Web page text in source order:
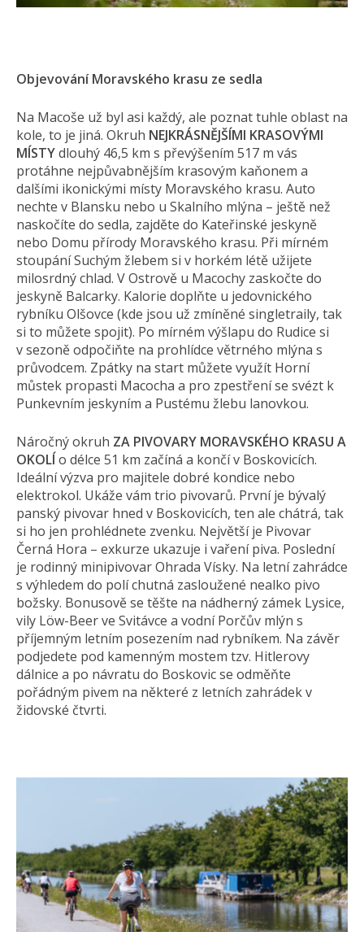
Objevování Moravského krasu ze sedla
Na Macoše už byl asi každý, ale poznat tuhle oblast na
kole, to je jiná. Okruh NEJKRÁSNĚJŠÍMI KRASOVÝMI
MÍSTYdlouhý 46,5 km s převýšením 517 m vás
protáhne nejpůvabnějším krasovým kaňonem a
dalšími ikonickými místy Moravského krasu. Auto
nechte v Blansku nebo u Skalního mlýna – ještě než
naskočíte do sedla, zajděte do Kateřinské jeskyně
nebo Domu přírody Moravského krasu. Při mírném
stoupání Suchým žlebem si v horkém létě užijete
milosrdný chlad. V Ostrově u Macochy zaskočte do
jeskyně Balcarky. Kalorie doplňte u jedovnického
rybníku Olšovce (kde jsou už zmíněné singletraily, tak
si to můžete spojit). Po mírném výšlapu do Rudice si
v sezoně odpočiňte na prohlídce větrného mlýna s
průvodcem. Zpátky na start můžete využít Horní
můstek propasti Macocha a pro zpestření se svézt k
Punkevním jeskyním a Pustému žlebu lanovkou.
Náročný okruh ZA PIVOVARY MORAVSKÉHO KRASU A
OKOLÍo délce 51 km začíná a končí v Boskovicích.
Ideální výzva pro majitele dobré kondice nebo
elektrokol. Ukáže vám trio pivovarů. První je bývalý
panský pivovar hned v Boskovicích, ten ale chátrá, tak
si ho jen prohlédnete zvenku. Největší je Pivovar
Černá Hora – exkurze ukazuje i vaření piva. Poslední
je rodinný minipivovar Ohrada Vísky. Na letní zahrádce
s výhledem do polí chutná zasloužené nealko pivo
božsky. Bonusově se těšte na nádherný zámek Lysice,
vily Löw-Beer ve Svitávce a vodní Porčův mlýn s
příjemným letním posezením nad rybníkem. Na závěr
podjedete pod kamenným mostem tzv. Hitlerovy
dálnice a po návratu do Boskovic se odměňte
pořádným pivem na některé z letních zahrádek v
židovské čtvrti.